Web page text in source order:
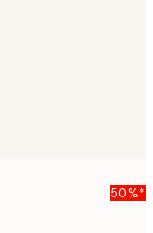
50%*